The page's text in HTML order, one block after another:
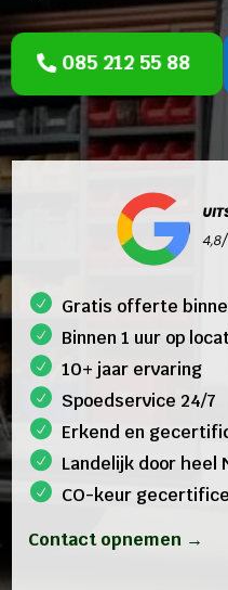
085 212 55 88
Gratis offerte
Binnen 1 uur op
10+ jaar ervaring
Spoedservice 24/7
Erkend en
Landelijk door heel
CO-keur
Contact opnemen →